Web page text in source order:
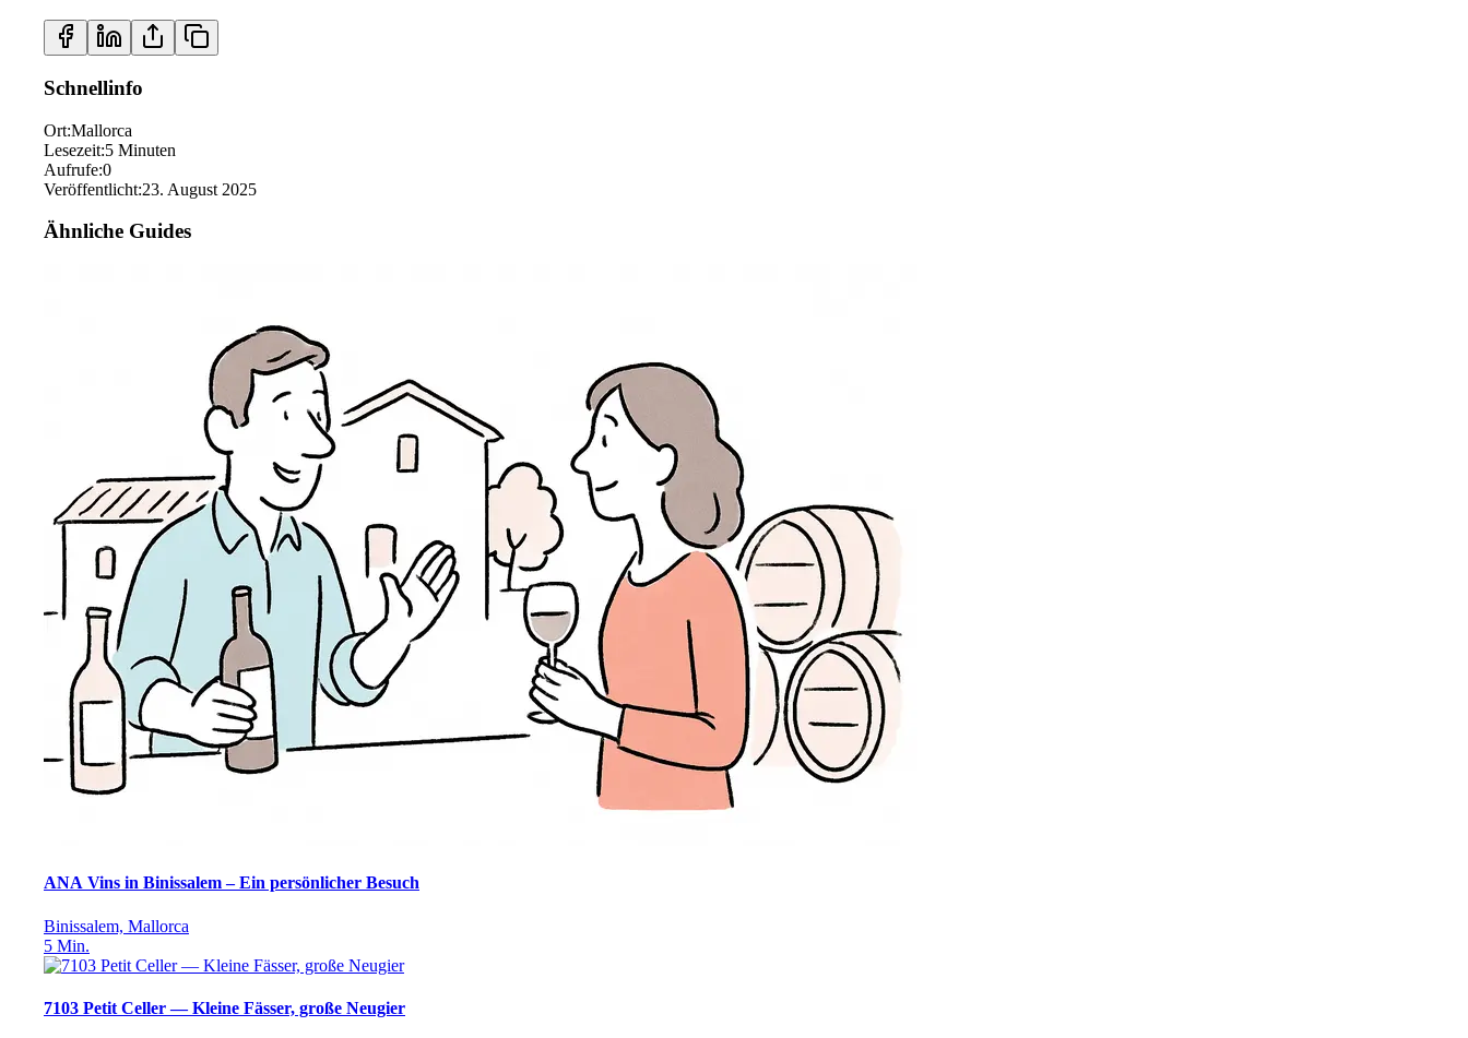
Schnellinfo
Ort:Mallorca
Lesezeit:5 Minuten
Aufrufe:0
Veröffentlicht:23. August 2025
Ähnliche Guides
ANA Vins in Binissalem – Ein persönlicher Besuch
Binissalem, Mallorca
5 Min.
7103 Petit Celler — Kleine Fässer, große Neugier